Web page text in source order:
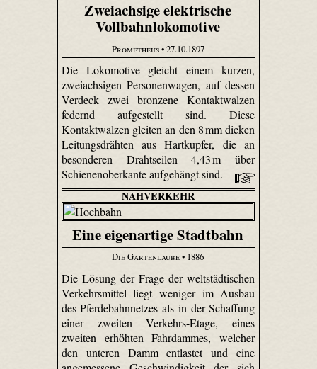
Zweiachsige elektrische
Vollbahnlokomotive
Prometheus• 27.10.1897
Die Lokomotive gleicht einem kurzen,
zweiachsigen Personenwagen, auf dessen
Verdeck zwei bronzene Kontaktwalzen
federnd aufgestellt sind. Diese
Kontaktwalzen gleiten an den 8 mm dicken
Leitungsdrähten aus Hartkupfer, die an
besonderen Drahtseilen 4,43 m über
Schienenoberkante aufgehängt sind.
NAHVERKEHR
Eine eigenartige Stadtbahn
Die Gartenlaube• 1886
Die Lösung der Frage der weltstädtischen
Verkehrsmittel liegt weniger im Ausbau
des Pferdebahnnetzes als in der Schaffung
einer zweiten Verkehrs-Etage, eines
zweiten erhöhten Fahrdammes, welcher
den unteren Damm entlastet und eine